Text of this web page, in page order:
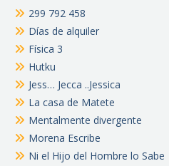
299 792 458
Días de alquiler
Física 3
Hutku
Jess… Jecca ..Jessica
La casa de Matete
Mentalmente divergente
Morena Escribe
Ni el Hijo del Hombre lo Sabe